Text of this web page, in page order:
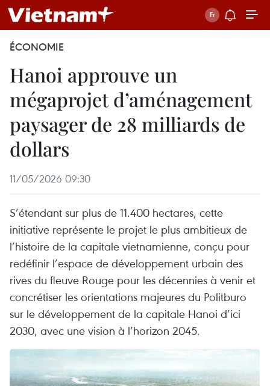
ÉCONOMIE
Hanoi approuve un
mégaprojet d’aménagement
paysager de 28 milliards de
dollars
11/05/2026 09:30
S’étendant sur plus de 11.400 hectares, cette
initiative représente le projet le plus ambitieux de
l’histoire de la capitale vietnamienne, conçu pour
redéfinir l’espace de développement urbain des
rives du fleuve Rouge pour les décennies à venir et
concrétiser les orientations majeures du Politburo
sur le développement de la capitale Hanoi d’ici
2030, avec une vision à l’horizon 2045.